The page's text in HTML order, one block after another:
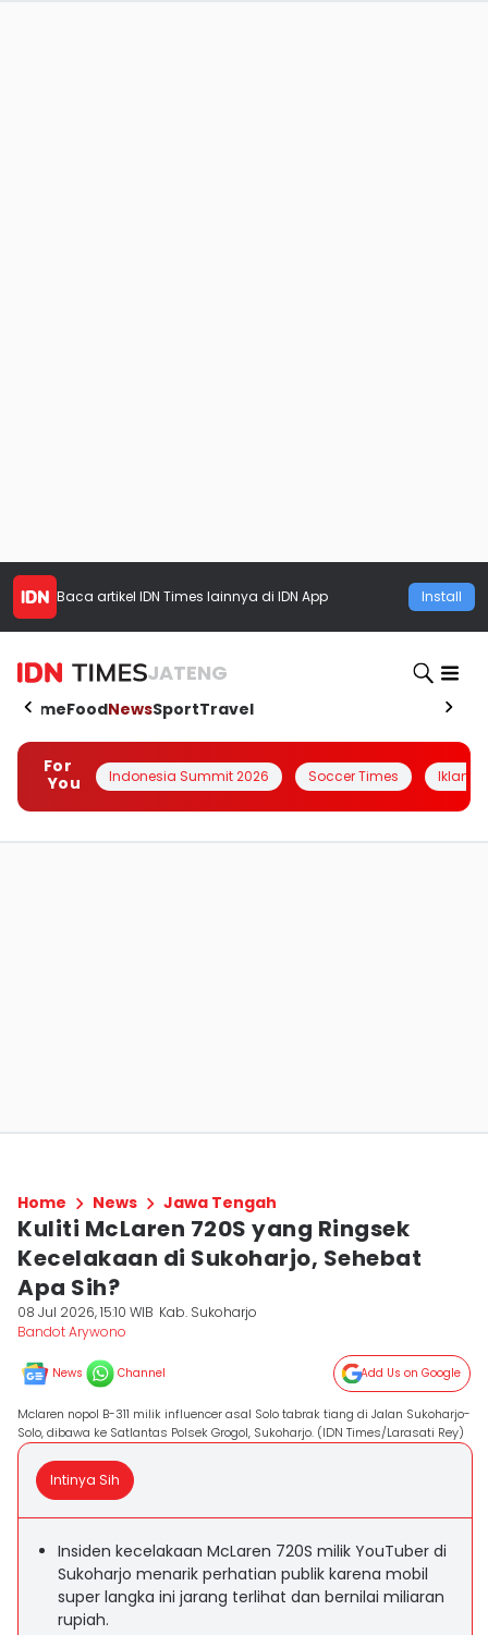
Baca artikel IDN Times lainnya di IDN App Install
JATENG
HomeFoodNewsSportTravel
For
You
Indonesia Summit 2026 Soccer Times Iklanin
Home News Jawa Tengah
Kuliti McLaren 720S yang Ringsek
Kecelakaan di Sukoharjo, Sehebat
Apa Sih?
08 Jul 2026, 15:10 WIB Kab. Sukoharjo
Bandot Arywono
News Channel Add Us on Google
Mclaren nopol B-311 milik influencer asal Solo tabrak tiang di Jalan Sukoharjo-
Solo, dibawa ke Satlantas Polsek Grogol, Sukoharjo. (IDN Times/Larasati Rey)
Intinya Sih
Insiden kecelakaan McLaren 720S milik YouTuber di
Sukoharjo menarik perhatian publik karena mobil
super langka ini jarang terlihat dan bernilai miliaran
rupiah.